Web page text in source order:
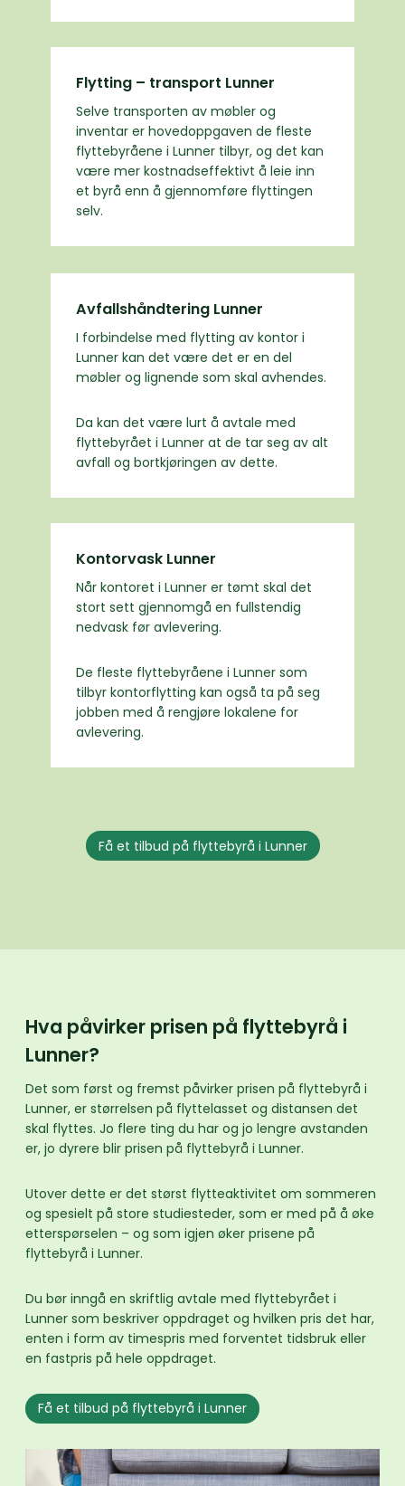
Flytting – transport Lunner
Selve transporten av møbler og
inventar er hovedoppgaven de fleste
flyttebyråene i Lunner tilbyr, og det kan
være mer kostnadseffektivt å leie inn
et byrå enn å gjennomføre flyttingen
selv.
Avfallshåndtering Lunner
I forbindelse med flytting av kontor i
Lunner kan det være det er en del
møbler og lignende som skal avhendes.
Da kan det være lurt å avtale med
flyttebyrået i Lunner at de tar seg av alt
avfall og bortkjøringen av dette.
Kontorvask Lunner
Når kontoret i Lunner er tømt skal det
stort sett gjennomgå en fullstendig
nedvask før avlevering.
De fleste flyttebyråene i Lunner som
tilbyr kontorflytting kan også ta på seg
jobben med å rengjøre lokalene for
avlevering.
Få et tilbud på flyttebyrå i Lunner
Hva påvirker prisen på flyttebyrå i
Lunner?
Det som først og fremst påvirker prisen på flyttebyrå i
Lunner, er størrelsen på flyttelasset og distansen det
skal flyttes. Jo flere ting du har og jo lengre avstanden
er, jo dyrere blir prisen på flyttebyrå i Lunner.
Utover dette er det størst flytteaktivitet om sommeren
og spesielt på store studiesteder, som er med på å øke
etterspørselen – og som igjen øker prisene på
flyttebyrå i Lunner.
Du bør inngå en skriftlig avtale med flyttebyrået i
Lunner som beskriver oppdraget og hvilken pris det har,
enten i form av timespris med forventet tidsbruk eller
en fastpris på hele oppdraget.
Få et tilbud på flyttebyrå i Lunner